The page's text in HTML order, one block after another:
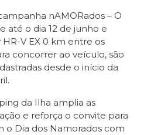
nAMORados – O
até o dia 12 de junho e
V EX 0 km entre os
concorrer ao veículo, são
desde o início da
da Ilha amplia as
e reforça o convite para
o Dia dos Namorados com